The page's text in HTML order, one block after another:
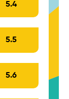
5.4
5.5
5.6